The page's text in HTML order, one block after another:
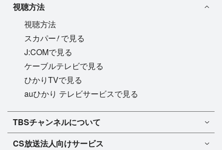
視聴方法
視聴方法
スカパー!で見る
J:COMで見る
ケーブルテレビで見る
ひかりTVで見る
auひかり テレビサービスで見る
TBSチャンネル1
TBSチャンネル2
マンスリーガイド［PDF］
TBSチャンネルについて
TBSチャンネルについて
CS放送法人向けサービス